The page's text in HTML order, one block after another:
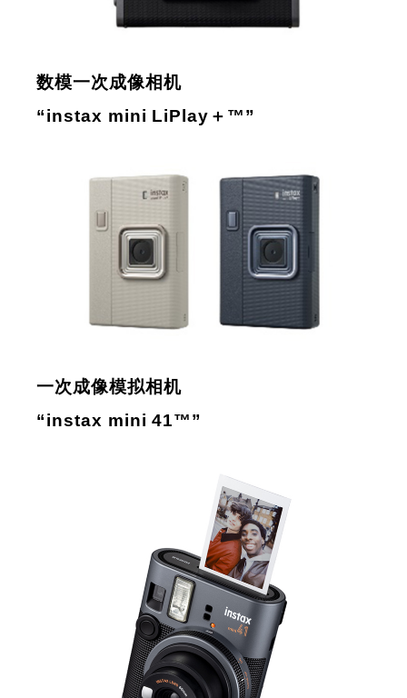
数模一次成像相机
“instax mini LiPlay＋™”
一次成像模拟相机
“instax mini 41™”